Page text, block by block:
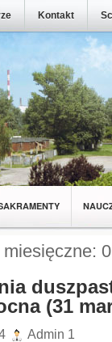
Kontakt
(31
Admin 1